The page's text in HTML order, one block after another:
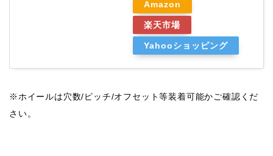
Amazon
楽天市場
Yahooショッピング
※ホイールは穴数/ピッチ/オフセット等装着可能かご確認くだ
さい。